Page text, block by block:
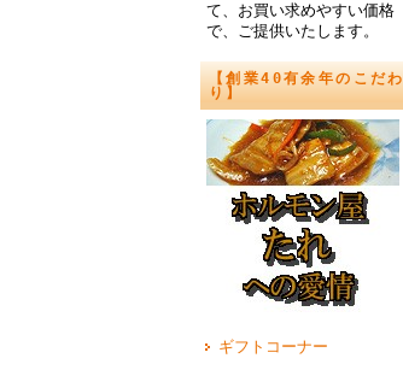
て、お買い求めやすい価格
で、ご提供いたします。
【創業40有余年のこだわ
り】
ギフトコーナー